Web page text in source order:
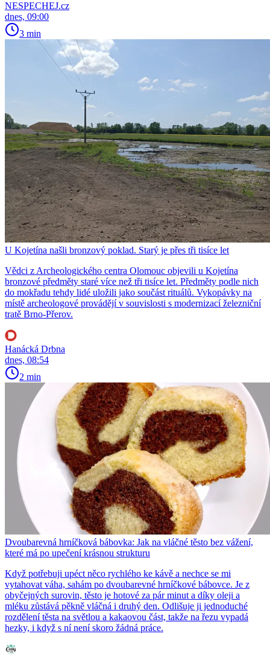
NESPECHEJ.cz
dnes, 09:00
3 min
U Kojetína našli bronzový poklad. Starý je přes tři tisíce let
Vědci z Archeologického centra Olomouc objevili u Kojetína
bronzové předměty staré více než tři tisíce let. Předměty podle nich
do mokřadu tehdy lidé uložili jako součást rituálů. Vykopávky na
místě archeologové provádějí v souvislosti s modernizací železniční
tratě Brno-Přerov.
Hanácká Drbna
dnes, 08:54
2 min
Dvoubarevná hrníčková bábovka: Jak na vláčné těsto bez vážení,
které má po upečení krásnou strukturu
Když potřebuji upéct něco rychlého ke kávě a nechce se mi
vytahovat váha, sahám po dvoubarevné hrníčkové bábovce. Je z
obyčejných surovin, těsto je hotové za pár minut a díky oleji a
mléku zůstává pěkně vláčná i druhý den. Odlišuje ji jednoduché
rozdělení těsta na světlou a kakaovou část, takže na řezu vypadá
hezky, i když s ní není skoro žádná práce.